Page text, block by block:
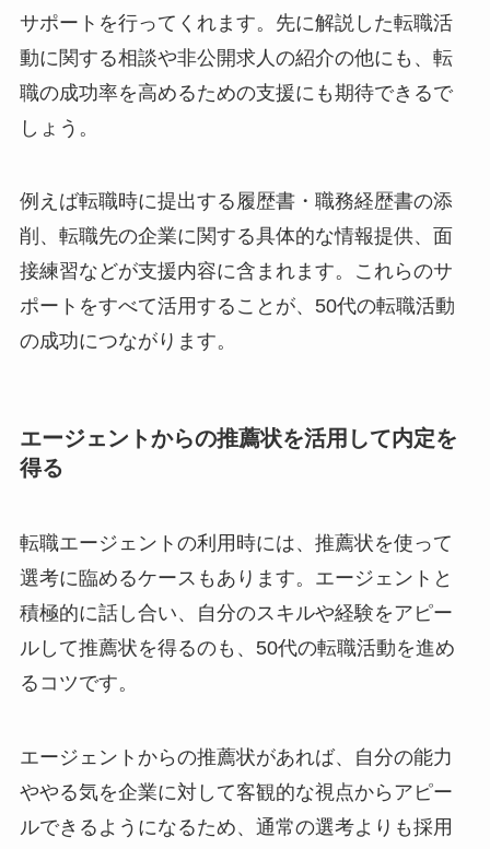
サポートを行ってくれます。先に解説した転職活
動に関する相談や非公開求人の紹介の他にも、転
職の成功率を高めるための支援にも期待できるで
しょう。
例えば転職時に提出する履歴書・職務経歴書の添
削、転職先の企業に関する具体的な情報提供、面
接練習などが支援内容に含まれます。これらのサ
ポートをすべて活用することが、50代の転職活動
の成功につながります。
エージェントからの推薦状を活用して内定を
得る
転職エージェントの利用時には、推薦状を使って
選考に臨めるケースもあります。エージェントと
積極的に話し合い、自分のスキルや経験をアピー
ルして推薦状を得るのも、50代の転職活動を進め
るコツです。
エージェントからの推薦状があれば、自分の能力
ややる気を企業に対して客観的な視点からアピー
ルできるようになるため、通常の選考よりも採用